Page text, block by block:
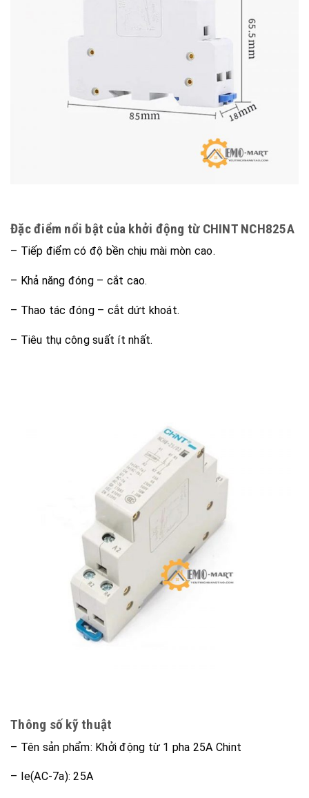
Đặc điểm nổi bật của khởi động từ CHINT NCH825A
– Tiếp điểm có độ bền chịu mài mòn cao.
– Khả năng đóng – cắt cao.
– Thao tác đóng – cắt dứt khoát.
– Tiêu thụ công suất ít nhất.
Thông số kỹ thuật
– Tên sản phẩm: Khởi động từ 1 pha 25A Chint
– Ie(AC-7a): 25A